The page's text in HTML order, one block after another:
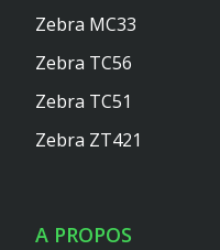
Zebra MC33
Zebra TC56
Zebra TC51
Zebra ZT421
A PROPOS